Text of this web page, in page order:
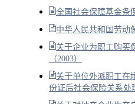
全国社会保障基金条
中华人民共和国劳动
关于企业为职工购买
（2003）
关于单位外派职工在
份证后社会保险关系处